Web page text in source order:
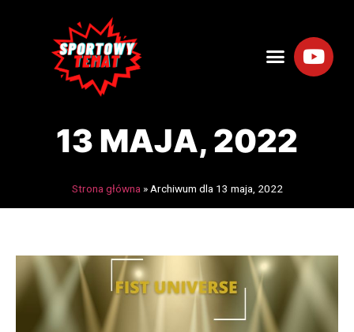
13 MAJA, 2022
Strona główna » Archiwum dla 13 maja, 2022